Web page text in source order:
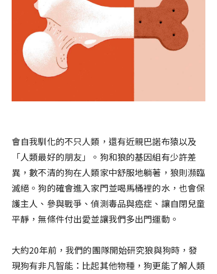
會自我馴化的不只人類，還有近親巴諾布猿以及
「人類最好的朋友」。狗和狼的基因組有少許差
異，數不清的狗在人類家中舒服地躺著，狼則瀕臨
滅絕。狗的確會進入家門並喝馬桶裡的水，也會保
護主人、參與戰爭、偵測毒品與癌症、讓自閉兒童
平靜，無條件付出愛並讓我們多出門運動。
大約20年前，我們的團隊開始研究狼與狗時，發
現狗有非凡智能：比起其他物種，狗更能了解人類